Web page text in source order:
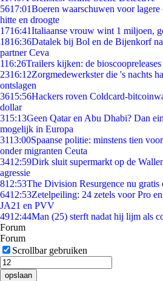
5617:01Boeren waarschuwen voor lagere
hitte en droogte
1716:41Italiaanse vrouw wint 1 miljoen,
1816:36Datalek bij Bol en de Bijenkorf
partner Ceva
116:26Trailers kijken: de
2316:12Zorgmedewerkster die 's nachts
ontslagen
3615:56Hackers roven Coldcard-
dollar
315:13Geen Qatar en Abu Dhabi? Dan
mogelijk in Europa
3113:00Spaanse politie: minstens tien
onder migranten Ceuta
3412:59Dirk sluit supermarkt op de
agressie
812:53The Division Resurgence nu gratis
6412:53Zetelpeiling: 24 zetels voor Pro
JA21 en PVV
4912:44Man (25) sterft nadat hij lijm als
Forum
Forum
Scrollbar gebruiken
opslaan